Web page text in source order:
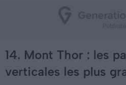
14. Mont Thor : les
verticales les plus